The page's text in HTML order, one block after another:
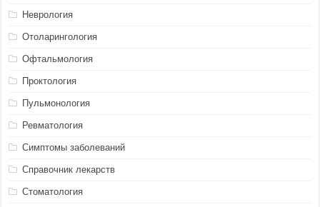
Неврология
Отоларингология
Офтальмология
Проктология
Пульмонология
Ревматология
Симптомы заболеваний
Справочник лекарств
Стоматология